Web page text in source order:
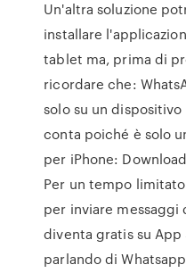
Un'altra soluzione
installare
tablet ma, prima di
ricordare che:
solo su un
conta poiché è solo
per iPhone:
Per un tempo
per inviare
diventa gratis su
parlando di